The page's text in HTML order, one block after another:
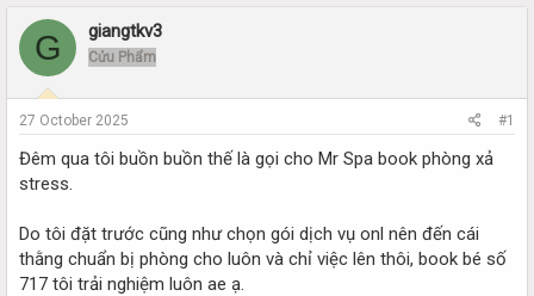
e
d
a
r
e
r
t
d
e
G giangtkv3
Cửu Phẩm
27 October 2025 #1
Đêm qua tôi buồn buồn thế là gọi cho Mr Spa book phòng xả
stress.
Do tôi đặt trước cũng như chọn gói dịch vụ onl nên đến cái
thằng chuẩn bị phòng cho luôn và chỉ việc lên thôi, book bé số
717 tôi trải nghiệm luôn ae ạ.